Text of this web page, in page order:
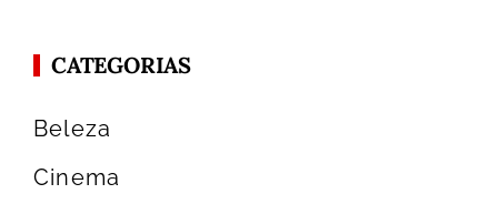
CATEGORIAS
Beleza
Cinema